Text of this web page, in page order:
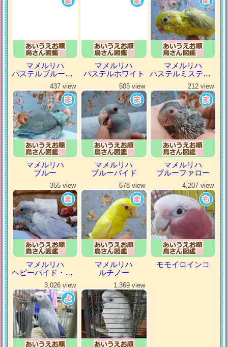
マメルリハ
パステルブルーパイド
マメルリハ
パステルホワイト
マメルリハ
パステルミスティダークグリーン
437 view
マメルリハ
ブルー
505 view
マメルリハ
ブルーパイド
212 view
マメルリハ
ブルーファロー
355 view
マメルリハ
ヘビーパイド・パステルコバルト
678 view
マメルリハ
ルチノー
4,207 view
モモイロインコ
3,026 view 1,369 view